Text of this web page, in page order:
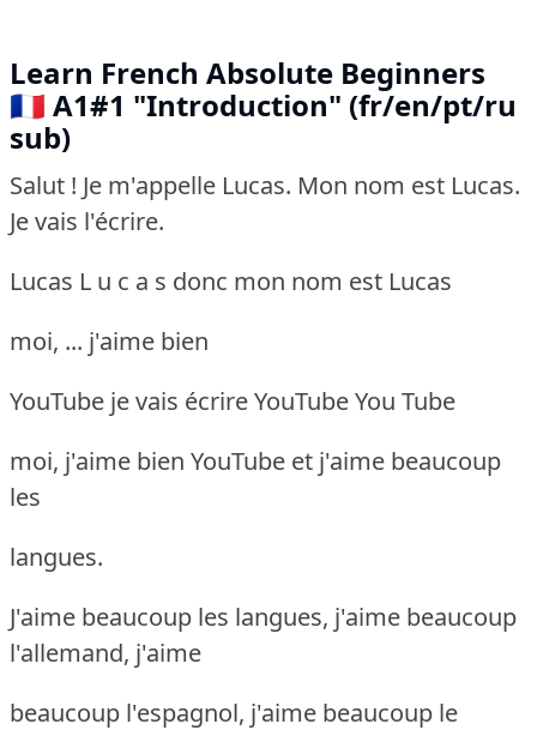
Learn French Absolute Beginners
🇫🇷 A1#1 "Introduction" (fr/en/pt/ru
sub)
Salut ! Je m'appelle Lucas. Mon nom est Lucas.
Je vais l'écrire.
Lucas L u c a s donc mon nom est Lucas
moi, ... j'aime bien
YouTube je vais écrire YouTube You Tube
moi, j'aime bien YouTube et j'aime beaucoup
les
langues.
J'aime beaucoup les langues, j'aime beaucoup
l'allemand, j'aime
beaucoup l'espagnol, j'aime beaucoup le